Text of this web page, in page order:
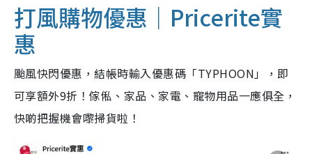
打風購物優惠｜Pricerite實
惠
颱風快閃優惠，結帳時輸入優惠碼「TYPHOON」，即
可享額外9折！傢俬、家品、家電、寵物用品一應俱全，
快啲把握機會嚟掃貨啦！